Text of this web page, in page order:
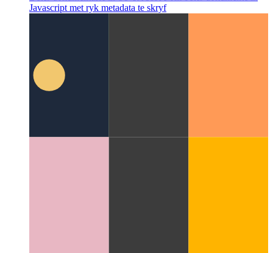
Beter dokumentasie in TS & JS
Javascript met ryk metadata te skryf